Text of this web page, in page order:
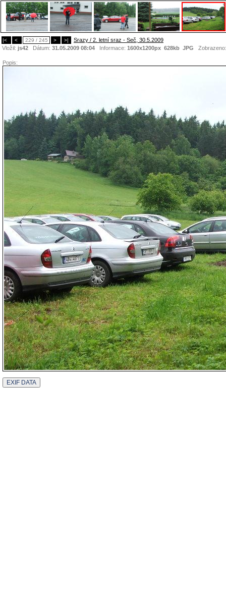
|< < 229 / 245 > >|
Srazy / 2. letní sraz - Seč, 30.5.2009
Vložil: js42 Dátum: 31.05.2009 08:04 Informace: 1600x1200px 628kb JPG
Popis: